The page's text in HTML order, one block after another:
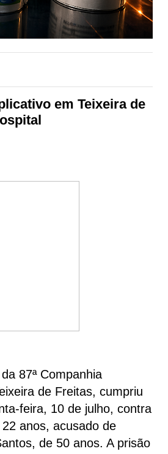
em Teixeira de
87ª Companhia
de Freitas, cumpriu
feira, 10 de julho, contra
anos, acusado de
de 50 anos. A prisão